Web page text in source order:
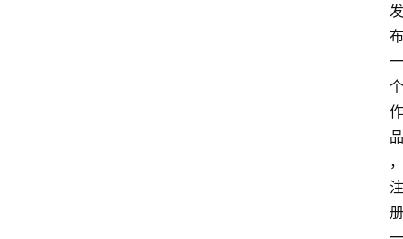
发
布
一
个
作
品
，
注
册